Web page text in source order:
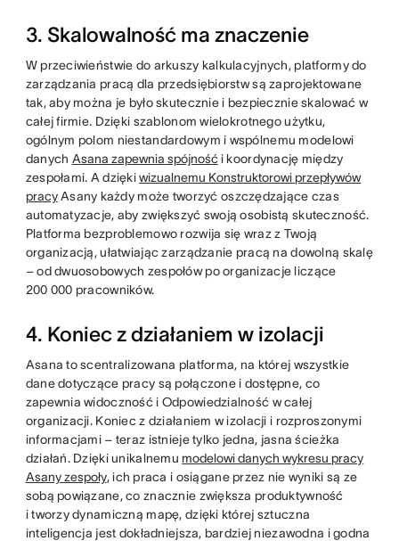
3. Skalowalność ma znaczenie
W przeciwieństwie do arkuszy kalkulacyjnych, platformy do
zarządzania pracą dla przedsiębiorstw są zaprojektowane
tak, aby można je było skutecznie i bezpiecznie skalować w
całej firmie. Dzięki szablonom wielokrotnego użytku,
ogólnym polom niestandardowym i wspólnemu modelowi
danych Asana zapewnia spójnośći koordynację między
zespołami. A dziękiwizualnemu Konstruktorowi przepływów
pracyAsany każdy może tworzyć oszczędzające czas
automatyzacje, aby zwiększyć swoją osobistą skuteczność.
Platforma bezproblemowo rozwija się wraz z Twoją
organizacją, ułatwiając zarządzanie pracą na dowolną skalę
– od dwuosobowych zespołów po organizacje liczące
200 000 pracowników.
4. Koniec z działaniem w izolacji
Asana to scentralizowana platforma, na której wszystkie
dane dotyczące pracy są połączone i dostępne, co
zapewnia widoczność i Odpowiedzialność w całej
organizacji. Koniec z działaniem w izolacji i rozproszonymi
informacjami – teraz istnieje tylko jedna, jasna ścieżka
działań. Dzięki unikalnemu modelowi danych wykresu pracy
Asany zespoły, ich praca i osiągane przez nie wyniki są ze
sobą powiązane, co znacznie zwiększa produktywność
i tworzy dynamiczną mapę, dzięki której sztuczna
inteligencja jest dokładniejsza, bardziej niezawodna i godna